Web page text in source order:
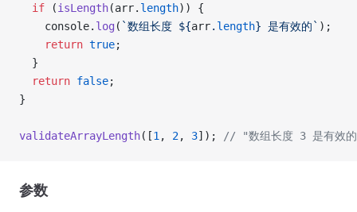
  if
(isLength(arr. length)) {
    console.
log ( `数组长度 ${arr. length} 是有效的` );
    return
true;
  }
  return
false;
}
validateArrayLength([1 , 2, 3]); // "数组长度 3 是有效
参数